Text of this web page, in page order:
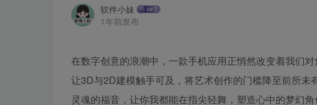
软件小妹
1年前发布
在数字创意的浪潮中，一款手机应用正悄然改变着我们
让3D与2D建模触手可及，将艺术创作的门槛降至前所
灵魂的福音，让你我都能在指尖轻舞，塑造心中的梦幻角